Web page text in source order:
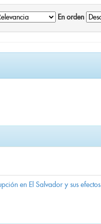
En orden
en El Salvador y sus efectos